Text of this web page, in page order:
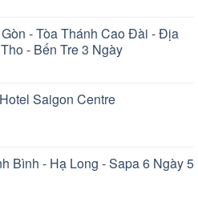
- Tòa Thánh Cao Đài - Địa
- Bến Tre 3 Ngày
Saigon Centre
Bình - Hạ Long - Sapa 6 Ngày 5